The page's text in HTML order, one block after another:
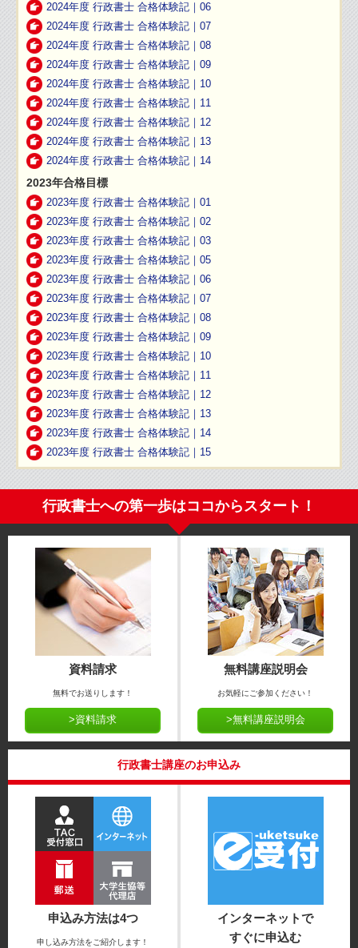
2024年度 行政書士 合格体験記｜06
2024年度 行政書士 合格体験記｜07
2024年度 行政書士 合格体験記｜08
2024年度 行政書士 合格体験記｜09
2024年度 行政書士 合格体験記｜10
2024年度 行政書士 合格体験記｜11
2024年度 行政書士 合格体験記｜12
2024年度 行政書士 合格体験記｜13
2024年度 行政書士 合格体験記｜14
2023年合格目標
2023年度 行政書士 合格体験記｜01
2023年度 行政書士 合格体験記｜02
2023年度 行政書士 合格体験記｜03
2023年度 行政書士 合格体験記｜05
2023年度 行政書士 合格体験記｜06
2023年度 行政書士 合格体験記｜07
2023年度 行政書士 合格体験記｜08
2023年度 行政書士 合格体験記｜09
2023年度 行政書士 合格体験記｜10
2023年度 行政書士 合格体験記｜11
2023年度 行政書士 合格体験記｜12
2023年度 行政書士 合格体験記｜13
2023年度 行政書士 合格体験記｜14
2023年度 行政書士 合格体験記｜15
行政書士への第一歩はココからスタート！
資料請求
無料でお送りします！
>資料請求
無料講座説明会
お気軽にご参加ください！
>無料講座説明会
行政書士講座のお申込み
申込み方法は4つ
申し込み方法をご紹介します！
インターネットで
すぐに申込む